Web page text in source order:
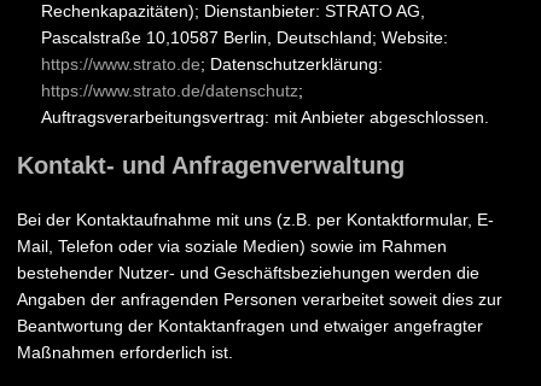
Rechenkapazitäten); Dienstanbieter: STRATO AG,
Pascalstraße 10,10587 Berlin, Deutschland; Website:
https://www.strato.de; Datenschutzerklärung:
https://www.strato.de/datenschutz;
Auftragsverarbeitungsvertrag: mit Anbieter abgeschlossen.
Kontakt- und Anfragenverwaltung
Bei der Kontaktaufnahme mit uns (z.B. per Kontaktformular, E-
Mail, Telefon oder via soziale Medien) sowie im Rahmen
bestehender Nutzer- und Geschäftsbeziehungen werden die
Angaben der anfragenden Personen verarbeitet soweit dies zur
Beantwortung der Kontaktanfragen und etwaiger angefragter
Maßnahmen erforderlich ist.